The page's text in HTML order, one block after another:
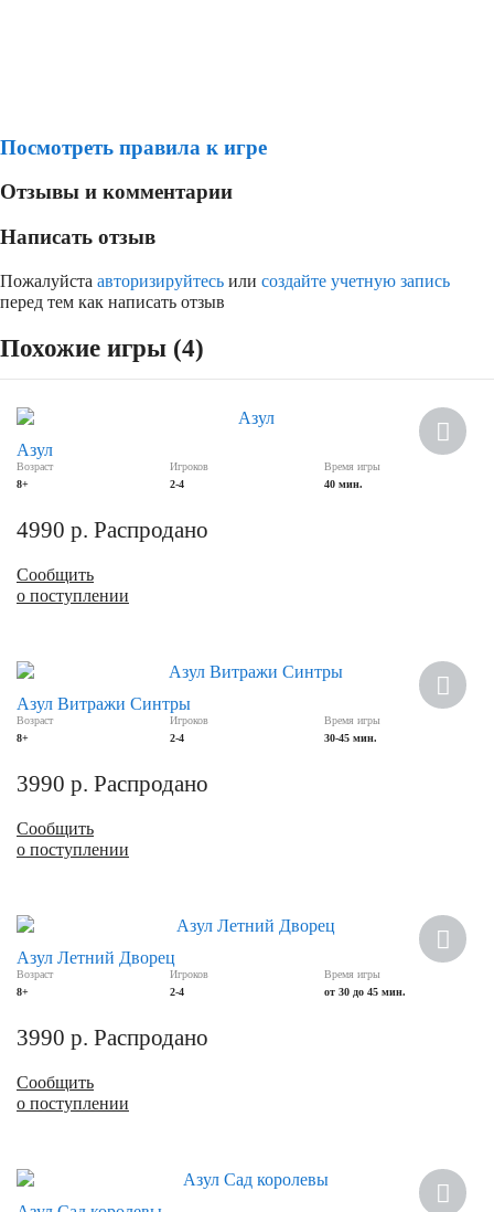
Посмотреть правила к игре
Отзывы и комментарии
Написать отзыв
Пожалуйста авторизируйтесь или создайте учетную запись
перед тем как написать отзыв
Похожие игры (4)
Азул
Возраст
8+
Игроков
2-4
Время игры
40 мин.
4990 р. Распродано
Сообщить
о поступлении
Азул Витражи Синтры
Возраст
8+
Игроков
2-4
Время игры
30-45 мин.
3990 р. Распродано
Сообщить
о поступлении
Азул Летний Дворец
Возраст
8+
Игроков
2-4
Время игры
от 30 до 45 мин.
3990 р. Распродано
Сообщить
о поступлении